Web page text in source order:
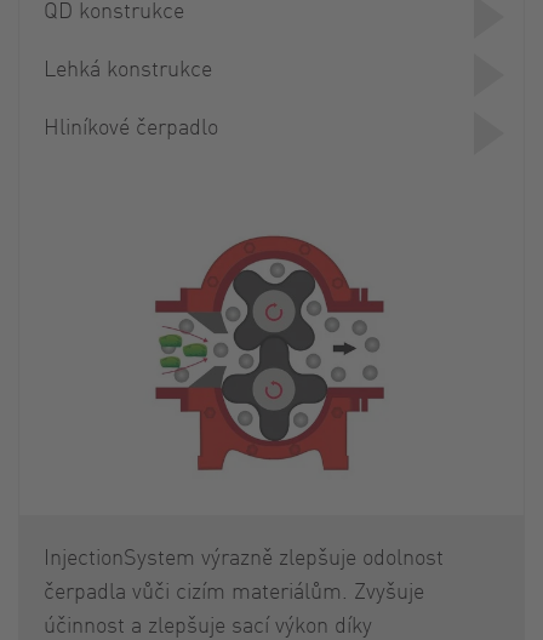
QD konstrukce
Lehká konstrukce
Hliníkové čerpadlo
InjectionSystem výrazně zlepšuje odolnost
čerpadla vůči cizím materiálům. Zvyšuje
účinnost a zlepšuje sací výkon díky